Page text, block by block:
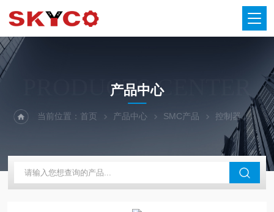
PRODUCTS CENTER
产品中心
当前位置：首页 产品中心 SMC产品 控制器 日